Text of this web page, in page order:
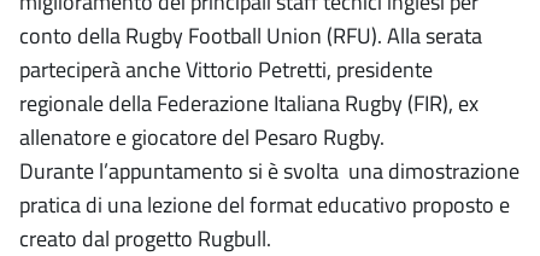
conto della Rugby Football Union (RFU). Alla serata
parteciperà anche Vittorio Petretti, presidente
regionale della Federazione Italiana Rugby (FIR), ex
allenatore e giocatore del Pesaro Rugby.
Durante l’appuntamento si è svolta una dimostrazione
pratica di una lezione del format educativo proposto e
creato dal progetto Rugbull.